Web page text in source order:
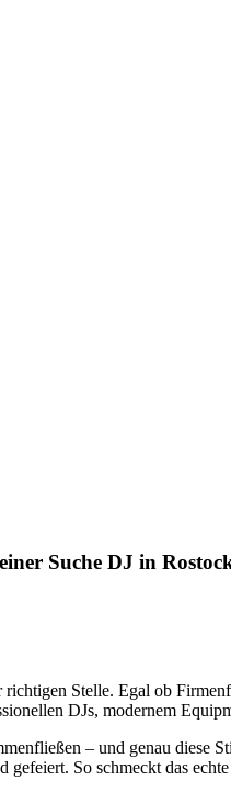
Suche DJ in
richtigen Stelle. Egal ob
DJs, modernem
– und genau
So schmeckt das